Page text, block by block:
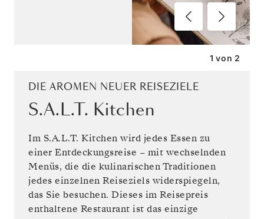
1 von 2
DIE AROMEN NEUER REISEZIELE
S.A.L.T. Kitchen
Im S.A.L.T. Kitchen wird jedes Essen zu
einer Entdeckungsreise – mit wechselnden
Menüs, die die kulinarischen Traditionen
jedes einzelnen Reiseziels widerspiegeln,
das Sie besuchen. Dieses im Reisepreis
enthaltene Restaurant ist das einzige